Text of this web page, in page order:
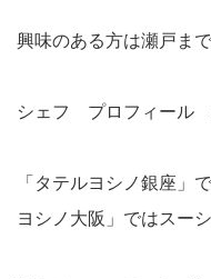
興味のある方は瀬戸ま
シェフ プロフィール
「タテルヨシノ銀座」
ヨシノ大阪」ではスー